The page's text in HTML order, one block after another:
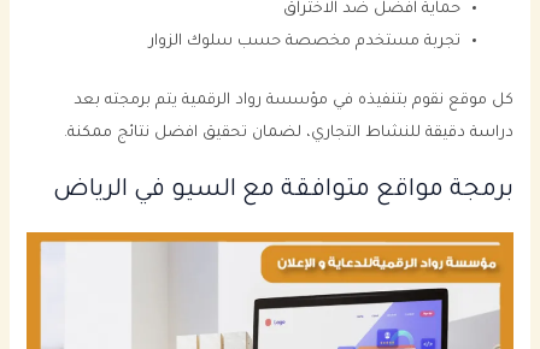
حماية افضل ضد الاختراق
تجربة مستخدم مخصصة حسب سلوك الزوار
كل موقع نقوم بتنفيذه في مؤسسة رواد الرقمية يتم برمجته بعد
دراسة دقيقة للنشاط التجاري، لضمان تحقيق افضل نتائج ممكنة.
برمجة مواقع متوافقة مع السيو في الرياض